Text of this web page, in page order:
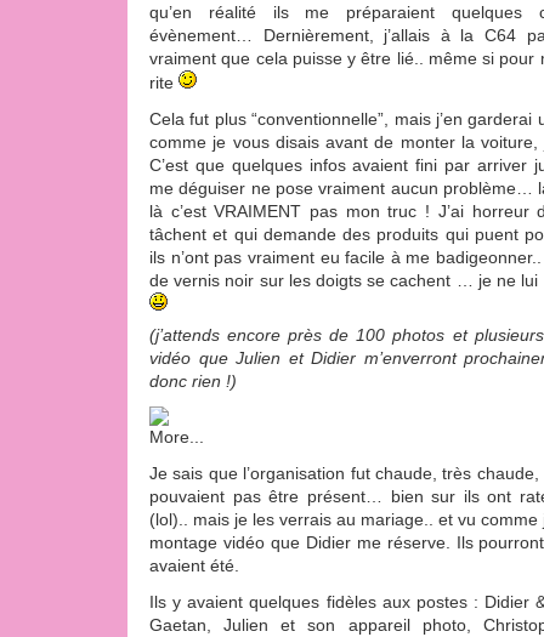
qu’en réalité ils me préparaient quelques
évènement… Dernièrement, j’allais à la C64
vraiment que cela puisse y être lié.. même si pour
rite
Cela fut plus “conventionnelle”, mais j’en
comme je vous disais avant de monter la voiture,
C’est que quelques infos avaient fini par arriver
me déguiser ne pose vraiment aucun problème…
là c’est VRAIMENT pas mon truc ! J’ai horreur
tâchent et qui demande des produits qui puent
ils n’ont pas vraiment eu facile à me
de vernis noir sur les doigts se cachent … je ne lui
(j’attends encore près de 100 photos et
vidéo que Julien et Didier m’enverront
donc rien !)
Je sais que l’organisation fut chaude, très
pouvaient pas être présent… bien sur ils ont
(lol).. mais je les verrais au mariage.. et vu comme
montage vidéo que Didier me réserve. Ils
avaient été.
Ils y avaient quelques fidèles aux postes : Didier
Gaetan, Julien et son appareil photo,